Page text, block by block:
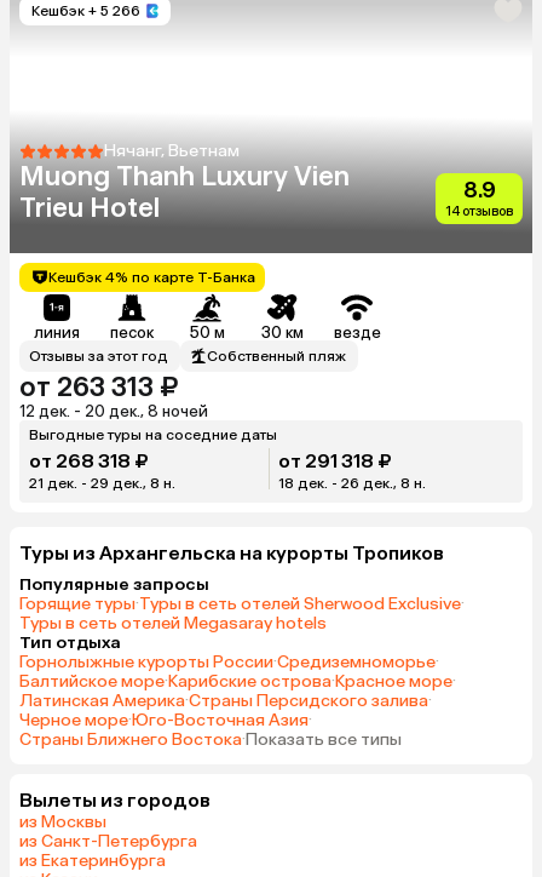
Кешбэк + 5 266
Нячанг, Вьетнам
Muong Thanh Luxury Vien
Trieu Hotel
8.9
14 отзывов
Кешбэк 4% по карте Т-Банка
линия песок 50 м 30 км везде
Отзывы за этот год Собственный пляж
от 263 313 ₽
12 дек. - 20 дек., 8 ночей
Выгодные туры на соседние даты
от 268 318 ₽
21 дек. - 29 дек., 8 н.
от 291 318 ₽
18 дек. - 26 дек., 8 н.
Туры из Архангельска на курорты Тропиков
Популярные запросы
Горящие туры·Туры в сеть отелей Sherwood Exclusive·
Туры в сеть отелей Megasaray hotels
Тип отдыха
Горнолыжные курорты России·Средиземноморье·
Балтийское море·Карибские острова·Красное море·
Латинская Америка·Страны Персидского залива·
Черное море·Юго-Восточная Азия·
Страны Ближнего Востока·Показать все типы
Вылеты из городов
из Москвы
из Санкт-Петербурга
из Екатеринбурга